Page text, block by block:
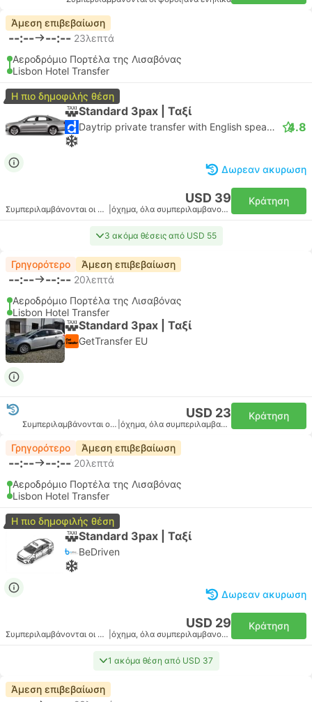
Άμεση επιβεβαίωση
--:-- --:-- 23λεπτά
Αεροδρόμιο Πορτέλα της Λισαβόνας
Lisbon Hotel Transfer
Η πιο δημοφιλής θέση
Standard 3pax | Ταξί
Daytrip private transfer with English speaking driver 4.8
Δωρεαν ακυρωση
USD 39
Συμπεριλαμβάνονται οι φόροι όχημα, όλα συμπεριλαμβανομένου
Κράτηση
3 ακόμα θέσεις από USD 55
Γρηγορότερο Άμεση επιβεβαίωση
--:-- --:-- 20λεπτά
Αεροδρόμιο Πορτέλα της Λισαβόνας
Lisbon Hotel Transfer
Standard 3pax | Ταξί
GetTransfer EU
USD 23
Συμπεριλαμβάνονται οι φόροι όχημα, όλα συμπεριλαμβανομένου
Κράτηση
Γρηγορότερο Άμεση επιβεβαίωση
--:-- --:-- 20λεπτά
Αεροδρόμιο Πορτέλα της Λισαβόνας
Lisbon Hotel Transfer
Η πιο δημοφιλής θέση
Standard 3pax | Ταξί
BeDriven
Δωρεαν ακυρωση
USD 29
Συμπεριλαμβάνονται οι φόροι όχημα, όλα συμπεριλαμβανομένου
Κράτηση
1 ακόμα θέση από USD 37
Άμεση επιβεβαίωση